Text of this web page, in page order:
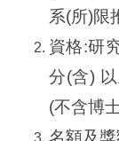
系(所)限
資格:研
分(含)
(不含博
名額及